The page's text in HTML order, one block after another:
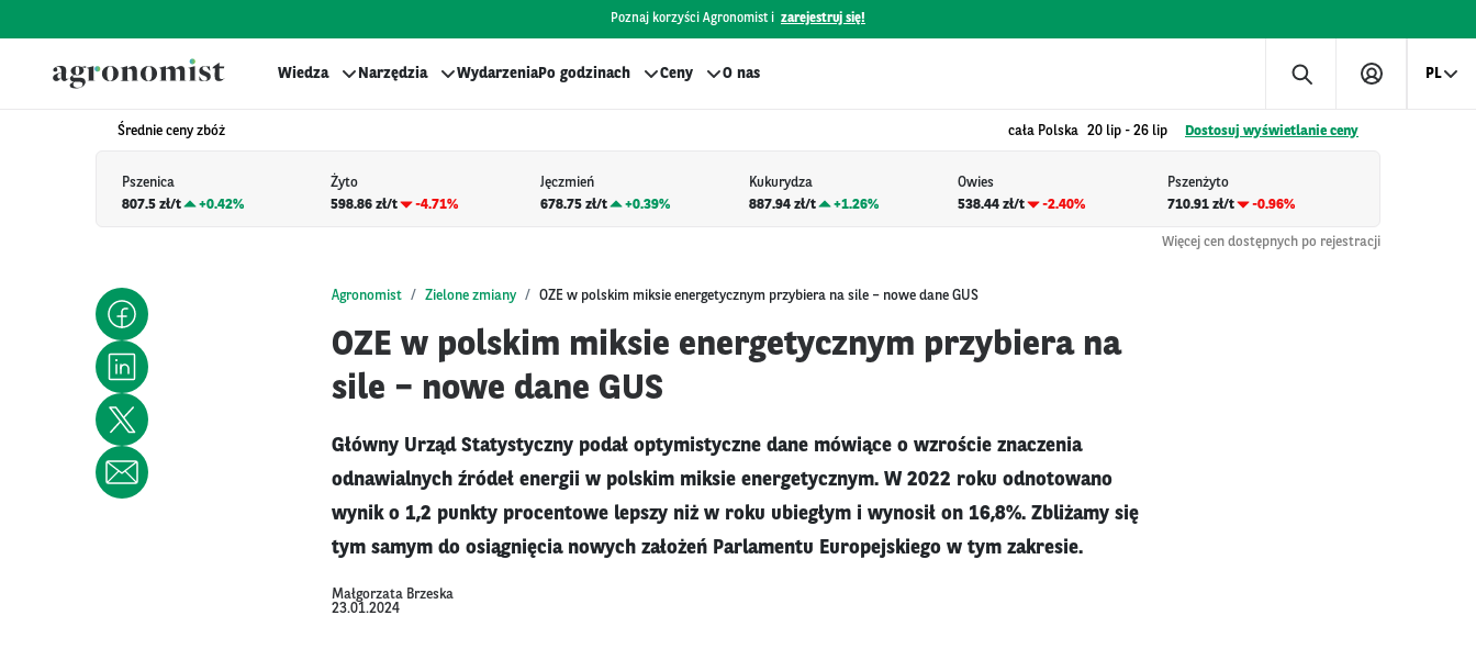
Poznaj korzyści Agronomist i zarejestruj się!
Wiedza Narzędzia WydarzeniaPo godzinach Ceny O nas PL
Średnie ceny zbóż cała Polska 20 lip - 26 lip Dostosuj wyświetlanie ceny
Pszenica
807.5 zł/t
+0.42%
Żyto
598.86 zł/t
-4.71%
Jęczmień
678.75 zł/t
+0.39%
Kukurydza
887.94 zł/t
+1.26%
Owies
538.44 zł/t
-2.40%
Pszenżyto
710.91 zł/t
-0.96%
Więcej cen dostępnych po rejestracji
Agronomist Zielone zmiany OZE w polskim miksie energetycznym przybiera na sile – nowe dane GUS
OZE w polskim miksie energetycznym przybiera na
sile – nowe dane GUS
Główny Urząd Statystyczny podał optymistyczne dane mówiące o wzroście znaczenia
odnawialnych źródeł energii w polskim miksie energetycznym. W 2022 roku odnotowano
wynik o 1,2 punkty procentowe lepszy niż w roku ubiegłym i wynosił on 16,8%. Zbliżamy się
tym samym do osiągnięcia nowych założeń Parlamentu Europejskiego w tym zakresie.
Małgorzata Brzeska
23.01.2024